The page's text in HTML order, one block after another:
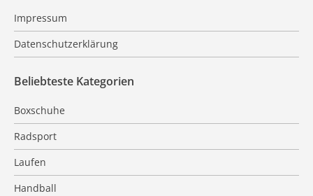
Impressum
Datenschutzerklärung
Beliebteste Kategorien
Boxschuhe
Radsport
Laufen
Handball